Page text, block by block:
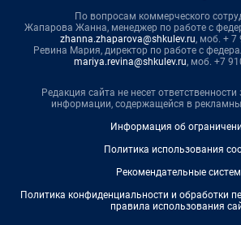
По вопросам коммерческого
Жапарова Жанна, менеджер по работе с
zhanna.zhaparova@shkulev.ru, моб. + 7
Ревина Мария, директор по работе с
mariya.revina@shkulev.ru, моб. +7
Редакция сайта не несет ответственности
информации, содержащейся в
Информация об
Политика использования
Рекомендательные
Политика конфиденциальности и обработки
правила использования